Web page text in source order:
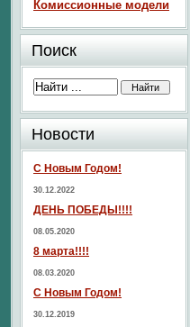
Комиссионные модели
Поиск
Новости
С Новым Годом!
30.12.2022
ДЕНЬ ПОБЕДЫ!!!!
08.05.2020
8 марта!!!!
08.03.2020
С Новым Годом!
30.12.2019